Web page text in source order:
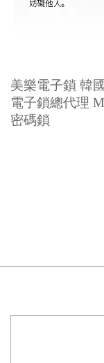
美樂電子鎖 韓
電子鎖總代理
密碼鎖